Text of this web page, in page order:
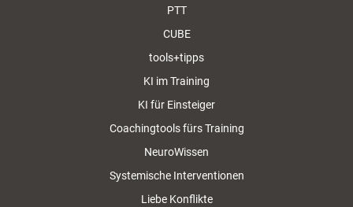
PTT
CUBE
tools+tipps
KI im Training
KI für Einsteiger
Coachingtools fürs Training
NeuroWissen
Systemische Interventionen
Liebe Konflikte